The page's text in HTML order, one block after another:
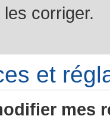
corriger.
et
mes